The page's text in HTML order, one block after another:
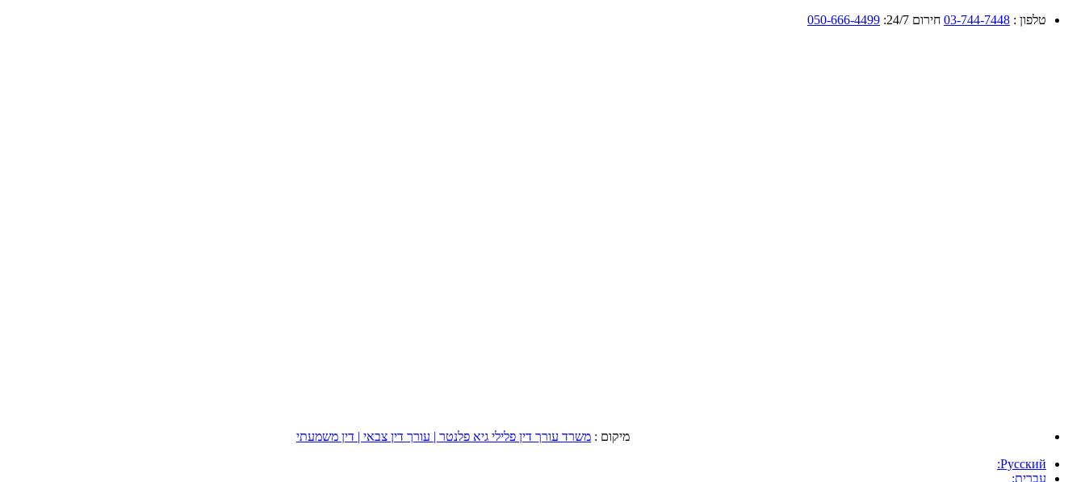
טלפון : 03-744-7448 חירום 24/7: 050-666-4499
מיקום : משרד עורך דין פלילי גיא פלנטר | עורך דין צבאי | דין משמעתי
Русский:
עברית: